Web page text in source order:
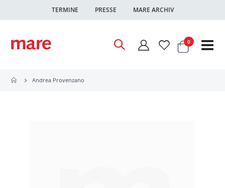
TERMINE PRESSE MARE ARCHIV
Warenkorb
0Artikel
Andrea Provenzano